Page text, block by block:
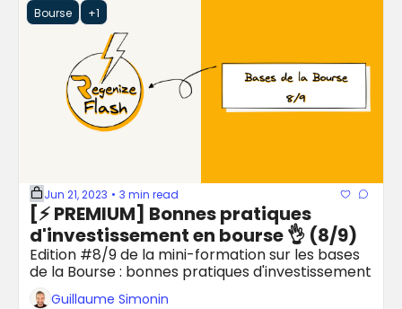
Bourse +1
Jun 21, 2023 • 3 min read
[⚡️ PREMIUM] Bonnes pratiques
d'investissement en bourse 👌 (8/9)
Edition #8/9 de la mini-formation sur les bases
de la Bourse : bonnes pratiques d'investissement
Guillaume Simonin